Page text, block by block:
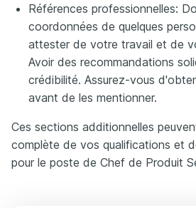
Références professionnelles:
coordonnées de quelques
attester de votre travail et de
Avoir des recommandations
crédibilité. Assurez-vous
avant de les mentionner.
Ces sections additionnelles
complète de vos qualifications et
pour le poste de Chef de Produit